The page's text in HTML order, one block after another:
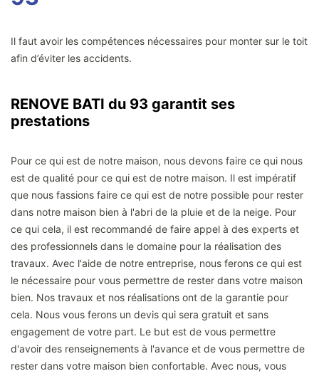
Il faut avoir les compétences nécessaires pour monter sur le toit
afin d’éviter les accidents.
RENOVE BATI du 93 garantit ses
prestations
Pour ce qui est de notre maison, nous devons faire ce qui nous
est de qualité pour ce qui est de notre maison. Il est impératif
que nous fassions faire ce qui est de notre possible pour rester
dans notre maison bien à l'abri de la pluie et de la neige. Pour
ce qui cela, il est recommandé de faire appel à des experts et
des professionnels dans le domaine pour la réalisation des
travaux. Avec l'aide de notre entreprise, nous ferons ce qui est
le nécessaire pour vous permettre de rester dans votre maison
bien. Nos travaux et nos réalisations ont de la garantie pour
cela. Nous vous ferons un devis qui sera gratuit et sans
engagement de votre part. Le but est de vous permettre
d'avoir des renseignements à l'avance et de vous permettre de
rester dans votre maison bien confortable. Avec nous, vous